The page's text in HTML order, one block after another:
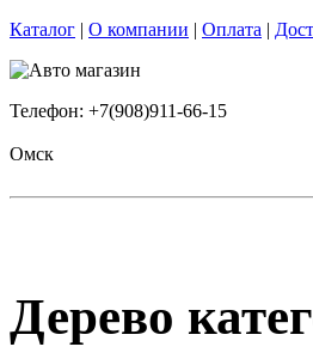
Каталог | О компании | Оплата |
Телефон: +7(908)911-66-15
Омск
Дерево